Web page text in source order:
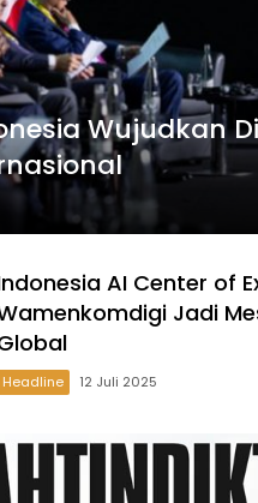
Wujudkan
AI Center of
Jadi
Headline 12 Juli 2025